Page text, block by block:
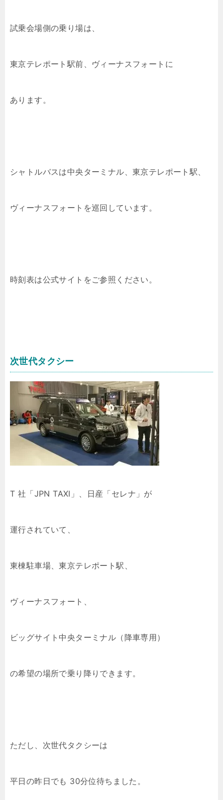
試乗会場側の乗り場は、
東京テレポート駅前、ヴィーナスフォートに
あります。
シャトルバスは中央ターミナル、東京テレポート駅、
ヴィーナスフォートを巡回しています。
時刻表は公式サイトをご参照ください。
次世代タクシー
T 社「JPN TAXI」、日産「セレナ」が
運行されていて、
東棟駐車場、東京テレポート駅、
ヴィーナスフォート、
ビッグサイト中央ターミナル（降車専用）
の希望の場所で乗り降りできます。
ただし、次世代タクシーは
平日の昨日でも 30分位待ちました。